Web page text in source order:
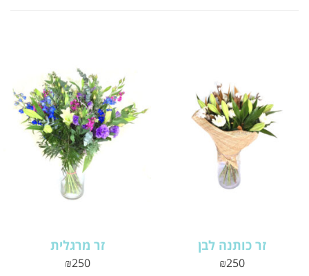
זר כותנה לבן
₪250
זר מרגלית
₪250